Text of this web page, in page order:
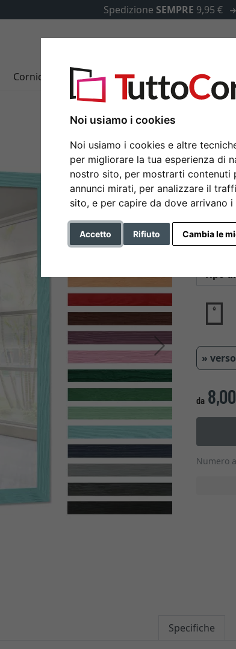
Noi usiamo i cookies
Noi usiamo i cookies e altre
per migliorare la tua esperienza di
nostro sito, per mostrarti contenuti
annunci mirati, per analizzare il
sito, e per capire da dove arrivano
Accetto Rifiuto Cambia le
Spedizione SEMPRE 9,95 €
Cornici su misura Passepartout Accessori
Avanti
Colore
Tipo
»
da
Numero
Specifiche